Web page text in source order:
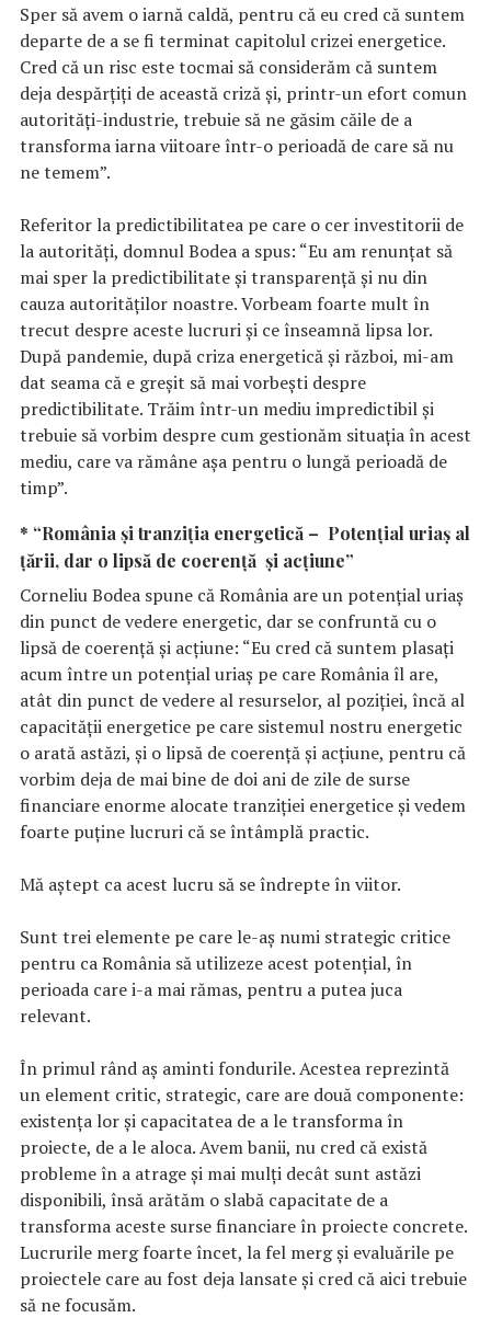
Sper să avem o iarnă caldă, pentru că eu cred că suntem
departe de a se fi terminat capitolul crizei energetice.
Cred că un risc este tocmai să considerăm că suntem
deja despărțiți de această criză și, printr-un efort comun
autorități-industrie, trebuie să ne găsim căile de a
transforma iarna viitoare într-o perioadă de care să nu
ne temem”.
Referitor la predictibilitatea pe care o cer investitorii de
la autorităţi, domnul Bodea a spus: “Eu am renunțat să
mai sper la predictibilitate și transparență și nu din
cauza autorităților noastre. Vorbeam foarte mult în
trecut despre aceste lucruri şi ce înseamnă lipsa lor.
După pandemie, după criza energetică și război, mi-am
dat seama că e greșit să mai vorbești despre
predictibilitate. Trăim într-un mediu impredictibil și
trebuie să vorbim despre cum gestionăm situația în acest
mediu, care va rămâne aşa pentru o lungă perioadă de
timp”.
* “România şi tranziţia energetică – Potenţial uriaş al
ţării, dar o lipsă de coerenţă şi acţiune”
Corneliu Bodea spune că România are un potenţial uriaş
din punct de vedere energetic, dar se confruntă cu o
lipsă de coerenţă şi acţiune: “Eu cred că suntem plasați
acum între un potențial uriaș pe care România îl are,
atât din punct de vedere al resurselor, al poziției, încă al
capacității energetice pe care sistemul nostru energetic
o arată astăzi, și o lipsă de coerență și acțiune, pentru că
vorbim deja de mai bine de doi ani de zile de surse
financiare enorme alocate tranziției energetice și vedem
foarte puține lucruri că se întâmplă practic.
Mă aștept ca acest lucru să se îndrepte în viitor.
Sunt trei elemente pe care le-aș numi strategic critice
pentru ca România să utilizeze acest potențial, în
perioada care i-a mai rămas, pentru a putea juca
relevant.
În primul rând aş aminti fondurile. Acestea reprezintă
un element critic, strategic, care are două componente:
existența lor și capacitatea de a le transforma în
proiecte, de a le aloca. Avem banii, nu cred că există
probleme în a atrage și mai mulți decât sunt astăzi
disponibili, însă arătăm o slabă capacitate de a
transforma aceste surse financiare în proiecte concrete.
Lucrurile merg foarte încet, la fel merg şi evaluările pe
proiectele care au fost deja lansate și cred că aici trebuie
să ne focusăm.